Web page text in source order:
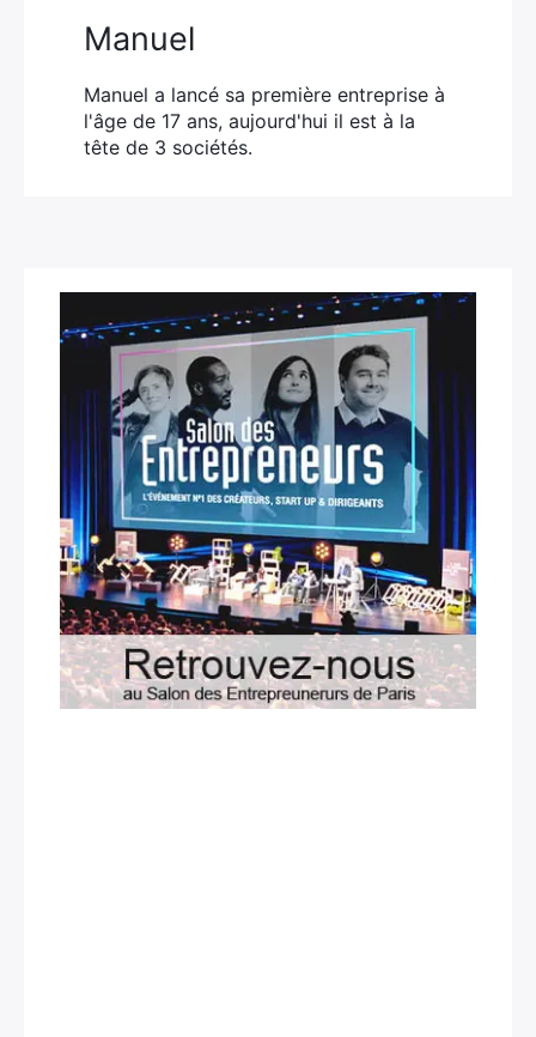
Manuel
Manuel a lancé sa première entreprise à
l'âge de 17 ans, aujourd'hui il est à la
tête de 3 sociétés.